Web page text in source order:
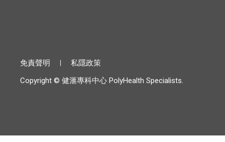
免責聲明
私隱政策
Copyright © 健滙專科中心 PolyHealth Specialists.